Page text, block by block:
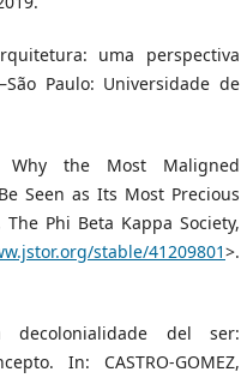
uma perspectiva
Paulo: Universidade de
Why the Most Maligned
Seen as Its Most Precious
Phi Beta Kappa Society,
stable/41209801>.
decolonialidade del ser:
In: CASTRO-GOMEZ,